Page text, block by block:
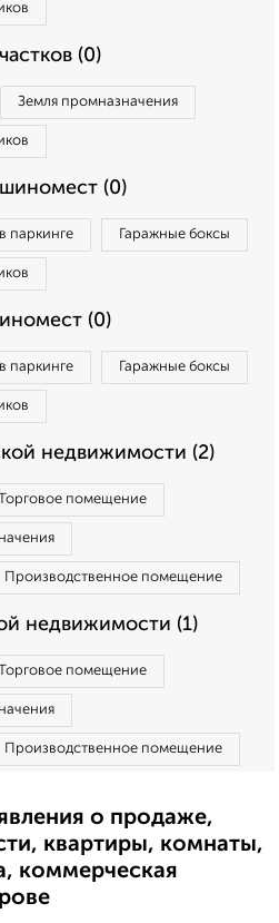
(0)
Земля промназначения
(0)
паркинге Гаражные боксы
(0)
паркинге Гаражные боксы
недвижимости (2)
помещение
Производственное помещение
недвижимости (1)
помещение
Производственное помещение
о продаже,
квартиры, комнаты,
коммерческая